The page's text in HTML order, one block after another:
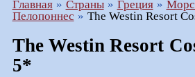
Главная Страны Греция
Пелопоннес
The Westin Resort
The Westin Resort
5*